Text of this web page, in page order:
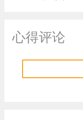
心得评论